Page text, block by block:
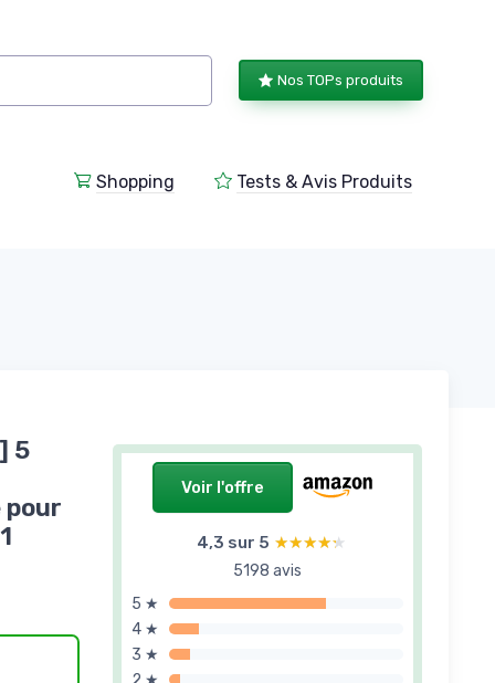
Nos TOPs produits
Shopping Tests & Avis Produits
Voir l'offre
4,3 sur 5 ★★★★★
★★★★★
5198 avis
5 ★
4 ★
3 ★
5
pour